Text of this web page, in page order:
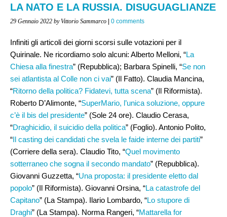
LA NATO E LA RUSSIA. DISUGUAGLIANZE
29 Gennaio 2022 by Vittorio Sammarco | 0 comments
Infiniti gli articoli dei giorni scorsi sulle votazioni per il
Quirinale. Ne ricordiamo solo alcuni: Alberto Melloni, “La
Chiesa alla finestra” (Repubblica); Barbara Spinelli, “Se non
sei atlantista al Colle non ci vai” (Il Fatto). Claudia Mancina,
“Ritorno della politica? Fidatevi, tutta scena” (Il Riformista).
Roberto D’Alimonte, “SuperMario, l’unica soluzione, oppure
c’è il bis del presidente” (Sole 24 ore). Claudio Cerasa,
“Draghicidio, il suicidio della politica” (Foglio). Antonio Polito,
“Il casting dei candidati che svela le faide interne dei partiti”
(Corriere della sera). Claudio Tito, “Quel movimento
sotterraneo che sogna il secondo mandato” (Repubblica).
Giovanni Guzzetta, “Una proposta: il presidente eletto dal
popolo” (Il Riformista). Giovanni Orsina, “La catastrofe del
Capitano” (La Stampa). Ilario Lombardo, “Lo stupore di
Draghi” (La Stampa). Norma Rangeri, “Mattarella for